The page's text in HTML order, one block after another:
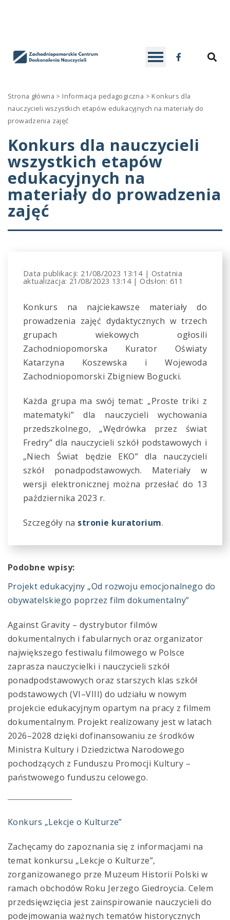
DEFAULT
CONTRAST
BLACK
AND
CONTRAST
BLACK
AND
CONTRAST
YELLOW
AND
SMALLER
FONT
LARGER
FONT
READABLE
FONT
Facebook
Strona główna > Informacja pedagogiczna > Konkurs dla
nauczycieli wszystkich etapów edukacyjnych na materiały do
prowadzenia zajęć
Konkurs dla nauczycieli
wszystkich etapów
edukacyjnych na
materiały do prowadzenia
zajęć
Data publikacji: 21/08/2023 13:14| Ostatnia
aktualizacja: 21/08/2023 13:14|Odsłon: 611
Konkurs na najciekawsze materiały do
prowadzenia zajęć dydaktycznych w trzech
grupach wiekowych ogłosili
Zachodniopomorska Kurator Oświaty
Katarzyna Koszewska i Wojewoda
Zachodniopomorski Zbigniew Bogucki.
Każda grupa ma swój temat: „Proste triki z
matematyki” dla nauczycieli wychowania
przedszkolnego, „Wędrówka przez świat
Fredry” dla nauczycieli szkół podstawowych i
„Niech Świat będzie EKO” dla nauczycieli
szkół ponadpodstawowych. Materiały w
wersji elektronicznej można przesłać do 13
października 2023 r.
Szczegóły na stronie kuratorium.
Podobne wpisy:
Projekt edukacyjny „Od rozwoju emocjonalnego do
obywatelskiego poprzez film dokumentalny”
Against Gravity – dystrybutor filmów
dokumentalnych i fabularnych oraz organizator
największego festiwalu filmowego w Polsce
zaprasza nauczycielki i nauczycieli szkół
ponadpodstawowych oraz starszych klas szkół
podstawowych (VI–VIII) do udziału w nowym
projekcie edukacyjnym opartym na pracy z filmem
dokumentalnym. Projekt realizowany jest w latach
2026–2028 dzięki dofinansowaniu ze środków
Ministra Kultury i Dziedzictwa Narodowego
pochodzących z Funduszu Promocji Kultury –
państwowego funduszu celowego.
Konkurs „Lekcje o Kulturze”
Zachęcamy do zapoznania się z informacjami na
temat konkursu „Lekcje o Kulturze”,
zorganizowanego prze Muzeum Historii Polski w
ramach obchodów Roku Jerzego Giedroycia. Celem
przedsięwzięcia jest zainspirowanie nauczycieli do
podejmowania ważnych tematów historycznych